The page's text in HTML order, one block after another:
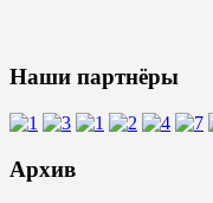
Наши партнёры
Архив